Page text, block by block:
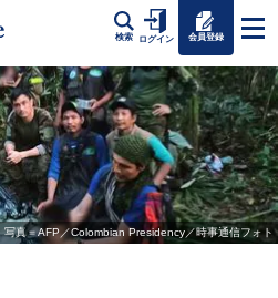
検索 ログイン 会員登録
写真＝AFP／Colombian Presidency／時事通信フォト